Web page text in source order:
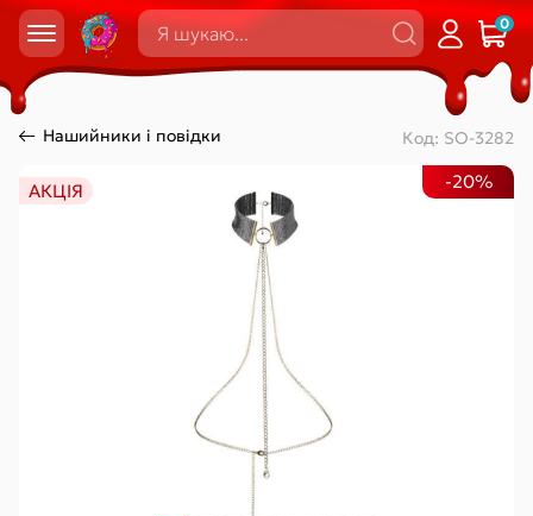
0
Нашийники і повідки Код: SO-3282
АКЦІЯ -20%